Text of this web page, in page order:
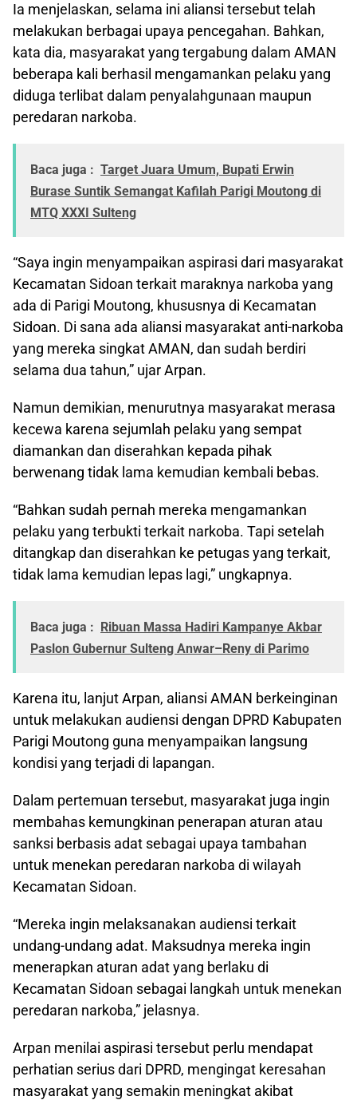
Ia menjelaskan, selama ini aliansi tersebut telah
melakukan berbagai upaya pencegahan. Bahkan,
kata dia, masyarakat yang tergabung dalam AMAN
beberapa kali berhasil mengamankan pelaku yang
diduga terlibat dalam penyalahgunaan maupun
peredaran narkoba.
Baca juga : Target Juara Umum, Bupati Erwin
Burase Suntik Semangat Kafilah Parigi Moutong di
MTQ XXXI Sulteng
“Saya ingin menyampaikan aspirasi dari masyarakat
Kecamatan Sidoan terkait maraknya narkoba yang
ada di Parigi Moutong, khususnya di Kecamatan
Sidoan. Di sana ada aliansi masyarakat anti-narkoba
yang mereka singkat AMAN, dan sudah berdiri
selama dua tahun,” ujar Arpan.
Namun demikian, menurutnya masyarakat merasa
kecewa karena sejumlah pelaku yang sempat
diamankan dan diserahkan kepada pihak
berwenang tidak lama kemudian kembali bebas.
“Bahkan sudah pernah mereka mengamankan
pelaku yang terbukti terkait narkoba. Tapi setelah
ditangkap dan diserahkan ke petugas yang terkait,
tidak lama kemudian lepas lagi,” ungkapnya.
Baca juga :
Ribuan Massa Hadiri Kampanye Akbar
Paslon Gubernur Sulteng Anwar–Reny di Parimo
Karena itu, lanjut Arpan, aliansi AMAN berkeinginan
untuk melakukan audiensi dengan DPRD Kabupaten
Parigi Moutong guna menyampaikan langsung
kondisi yang terjadi di lapangan.
Dalam pertemuan tersebut, masyarakat juga ingin
membahas kemungkinan penerapan aturan atau
sanksi berbasis adat sebagai upaya tambahan
untuk menekan peredaran narkoba di wilayah
Kecamatan Sidoan.
“Mereka ingin melaksanakan audiensi terkait
undang-undang adat. Maksudnya mereka ingin
menerapkan aturan adat yang berlaku di
Kecamatan Sidoan sebagai langkah untuk menekan
peredaran narkoba,” jelasnya.
Arpan menilai aspirasi tersebut perlu mendapat
perhatian serius dari DPRD, mengingat keresahan
masyarakat yang semakin meningkat akibat